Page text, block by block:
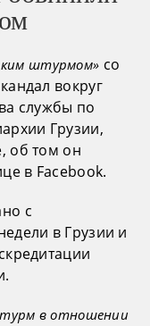
штурмом» со
вокруг
службы по
Грузии,
об том он
в Facebook.
с
в Грузии и
в отношении